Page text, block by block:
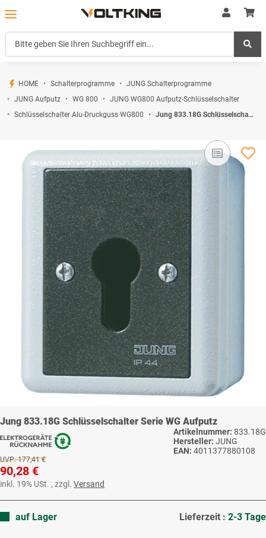
HOME Schalterprogramme
JUNG Schalterprogramme
JUNG Aufputz
WG 800
JUNG WG800 Aufputz-Schlüsselschalter
Schlüsselschalter Alu-Druckguss WG800
Jung 833.18G Schlüsselschalter Serie WG Aufputz
Jung 833.18G Schlüsselschalter Serie WG Aufputz
Artikelnummer: 833.18G
Hersteller: JUNG
EAN: 4011377880108
UVP: 177,41 €
90,28 €
inkl. 19% USt. , zzgl. Versand
auf Lager Lieferzeit : 2-3 Tage